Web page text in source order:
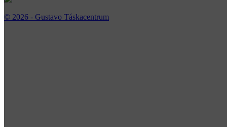
© 2026 - Gustavo Táskacentrum